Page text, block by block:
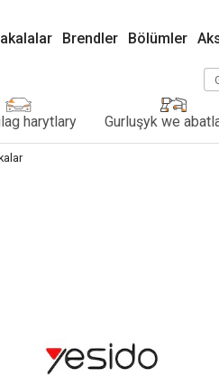
Brendler Bölümler
harytlary Gurluşyk we